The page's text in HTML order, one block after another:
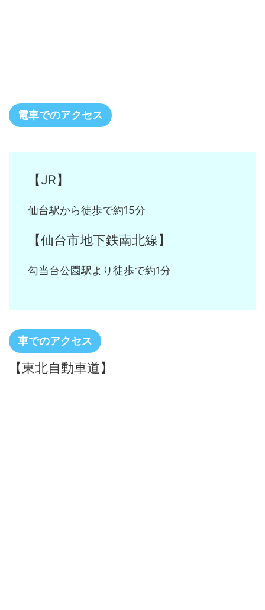
電車でのアクセス
【JR】
仙台駅から徒歩で約15分
【仙台市地下鉄南北線】
勾当台公園駅より徒歩で約1分
車でのアクセス
【東北自動車道】